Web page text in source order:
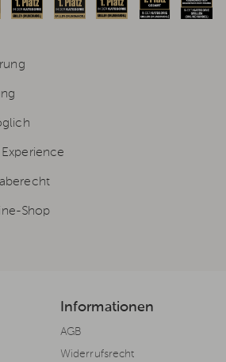
Shop
Informationen
AGB
Widerrufsrecht